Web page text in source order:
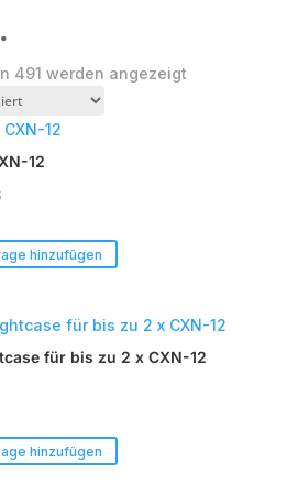
491 werden angezeigtNach
12
hinzufügen
für bis zu 2 x CXN-12
hinzufügen